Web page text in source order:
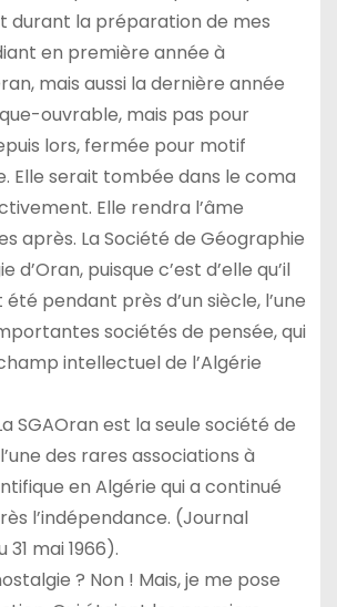
durant la préparation de mes
en première année à
mais aussi la dernière année
ouvrable, mais pas pour
lors, fermée pour motif
Elle serait tombée dans le coma
Elle rendra l’âme
après. La Société de Géographie
d’Oran, puisque c’est d’elle qu’il
été pendant près d’un siècle, l’une
sociétés de pensée, qui
intellectuel de l’Algérie
SGAOran est la seule société de
des rares associations à
en Algérie qui a continué
l’indépendance. (Journal
31 mai 1966).
? Non ! Mais, je me pose